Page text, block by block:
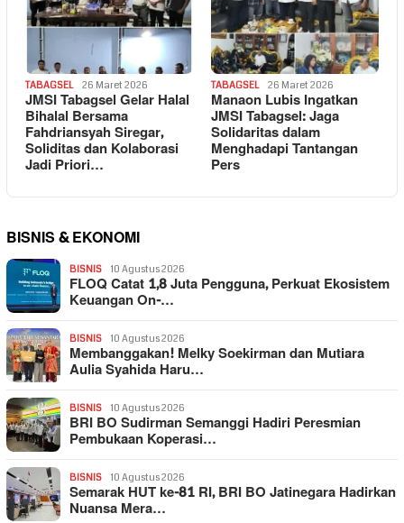
TABAGSEL 26 Maret 2026
JMSI Tabagsel Gelar Halal
Bihalal Bersama
Fahdriansyah Siregar,
Soliditas dan Kolaborasi
Jadi Priori…
TABAGSEL 26 Maret 2026
Manaon Lubis Ingatkan
JMSI Tabagsel: Jaga
Solidaritas dalam
Menghadapi Tantangan
Pers
BISNIS & EKONOMI
BISNIS 10 Agustus 2026
FLOQ Catat 1,8 Juta Pengguna, Perkuat Ekosistem
Keuangan On-…
BISNIS 10 Agustus 2026
Membanggakan! Melky Soekirman dan Mutiara
Aulia Syahida Haru…
BISNIS 10 Agustus 2026
BRI BO Sudirman Semanggi Hadiri Peresmian
Pembukaan Koperasi…
BISNIS 10 Agustus 2026
Semarak HUT ke-81 RI, BRI BO Jatinegara Hadirkan
Nuansa Mera…